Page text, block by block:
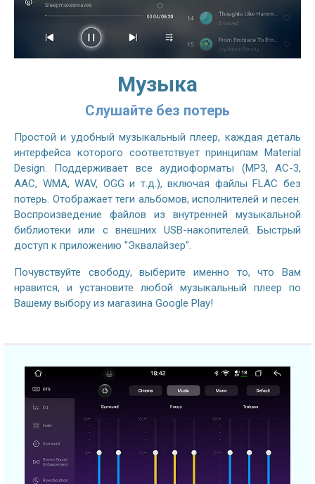
Музыка
Слушайте без потерь
Простой и удобный музыкальный плеер, каждая деталь
интерфейса которого соответствует принципам Material
Design. Поддерживает все аудиоформаты (MP3, AC-3,
AAC, WMA, WAV, OGG и т.д.), включая файлы FLAC без
потерь. Отображает теги альбомов, исполнителей и песен.
Воспроизведение файлов из внутренней музыкальной
библиотеки или с внешних USB-накопителей. Быстрый
доступ к приложению "Эквалайзер".
Почувствуйте свободу, выберите именно то, что Вам
нравится, и установите любой музыкальный плеер по
Вашему выбору из магазина Google Play!